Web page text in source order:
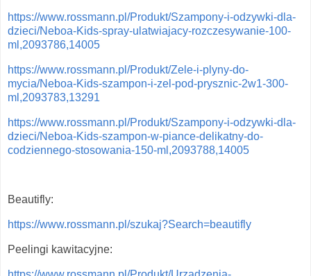
https://www.rossmann.pl/Produkt/Szampony-i-odzywki-dla-
dzieci/Neboa-Kids-spray-ulatwiajacy-rozczesywanie-100-
ml,2093786,14005
https://www.rossmann.pl/Produkt/Zele-i-plyny-do-
mycia/Neboa-Kids-szampon-i-zel-pod-prysznic-2w1-300-
ml,2093783,13291
https://www.rossmann.pl/Produkt/Szampony-i-odzywki-dla-
dzieci/Neboa-Kids-szampon-w-piance-delikatny-do-
codziennego-stosowania-150-ml,2093788,14005
Beautifly:
https://www.rossmann.pl/szukaj?Search=beautifly
Peelingi kawitacyjne: